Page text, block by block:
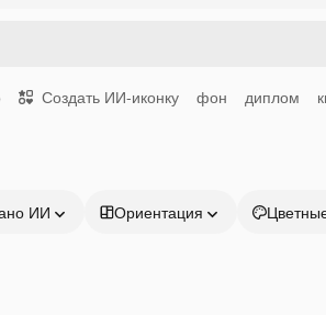
Создать ИИ-иконку фон диплом
ИИ Ориентация